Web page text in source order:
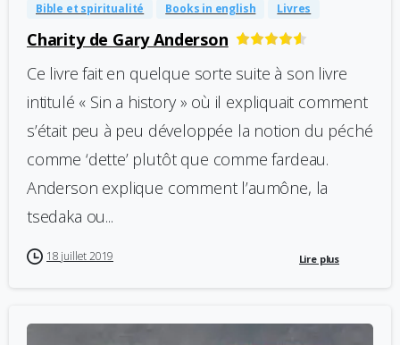
Bible et spiritualité Books in english Livres
Charity de Gary Anderson
Ce livre fait en quelque sorte suite à son livre
intitulé « Sin a history » où il expliquait comment
s’était peu à peu développée la notion du péché
comme ‘dette’ plutôt que comme fardeau.
Anderson explique comment l’aumône, la
tsedaka ou...
18 juillet 2019 Lire plus